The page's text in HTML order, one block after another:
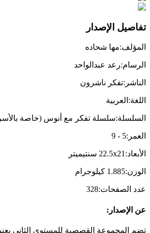
تفاصيل الإصدار
المؤلف:مها شحاده
الرسام:رعد عبدالواحد
الناشر :تفكر ناشرون
اللغة: العربية
السلسلة:سلسلة تفكر مع أنوس (خاصة
العمر :
5
-
9
الأبعاد:
22.5x21 سنتيميتر
الوزن:
1.885 كيلوجرام
عدد الصفحات:
328
عن الإصدار :
تضم المجموعة القصصية للمستوى الثاني